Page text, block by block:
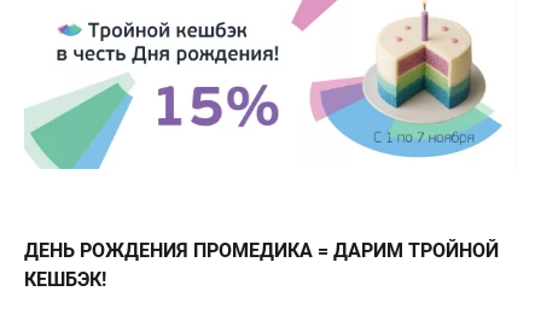
ДЕНЬ РОЖДЕНИЯ ПРОМЕДИКА = ДАРИМ ТРОЙНОЙ
КЕШБЭК!